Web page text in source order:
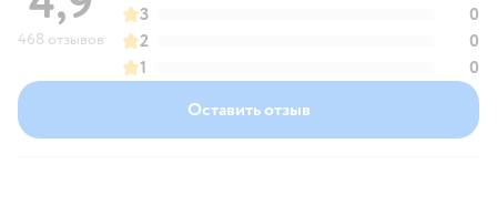
468 отзывов
3
0
2
0
1
0
Оставить отзыв